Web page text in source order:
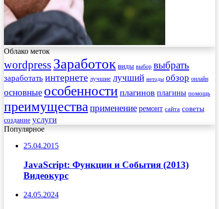
Облако меток
wordpress Заработок виды выбор выбрать
заработать интернете лучшие лучший методы обзор онлайн
основные особенности плагинов плагины помощь
преимущества применение ремонт сайта советы
создание услуги
Популярное
25.04.2015
JavaScript: Функции и События (2013)
Видеокурс
24.05.2024